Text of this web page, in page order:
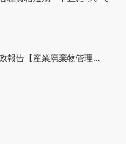
報告【産業廃棄物管理…